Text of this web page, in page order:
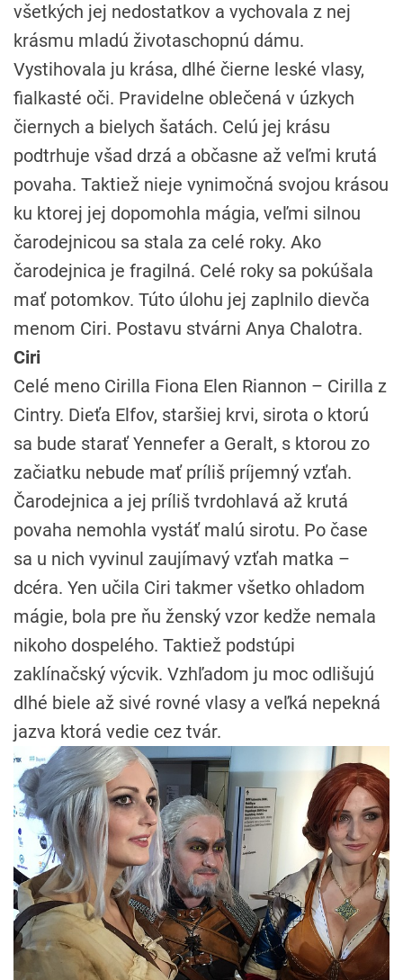
všetkých jej nedostatkov a vychovala z nej
krásmu mladú životaschopnú dámu.
Vystihovala ju krása, dlhé čierne leské vlasy,
fialkasté oči. Pravidelne oblečená v úzkych
čiernych a bielych šatách. Celú jej krásu
podtrhuje všad drzá a občasne až veľmi krutá
povaha. Taktiež nieje vynimočná svojou krásou
ku ktorej jej dopomohla mágia, veľmi silnou
čarodejnicou sa stala za celé roky. Ako
čarodejnica je fragilná. Celé roky sa pokúšala
mať potomkov. Túto úlohu jej zaplnilo dievča
menom Ciri. Postavu stvárni Anya Chalotra.
Ciri
Celé meno Cirilla Fiona Elen Riannon – Cirilla z
Cintry. Dieťa Elfov, staršiej krvi, sirota o ktorú
sa bude starať Yennefer a Geralt, s ktorou zo
začiatku nebude mať príliš príjemný vzťah.
Čarodejnica a jej príliš tvrdohlavá až krutá
povaha nemohla vystáť malú sirotu. Po čase
sa u nich vyvinul zaujímavý vzťah matka –
dcéra. Yen učila Ciri takmer všetko ohladom
mágie, bola pre ňu ženský vzor kedže nemala
nikoho dospelého. Taktiež podstúpi
zaklínačský výcvik. Vzhľadom ju moc odlišujú
dlhé biele až sivé rovné vlasy a veľká nepekná
jazva ktorá vedie cez tvár.